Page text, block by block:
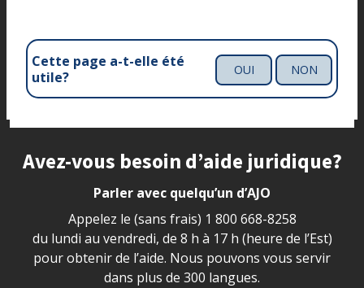
Cette page a-t-elle été
utile?
OUI NON
Site footer
Avez-vous besoin d’aide juridique?
Parler avec quelqu’un d’AJO
Appelez le (sans frais) 1 800 668-8258
du lundi au vendredi, de 8 h à 17 h (heure de l’Est)
pour obtenir de l’aide. Nous pouvons vous servir
dans plus de 300 langues.